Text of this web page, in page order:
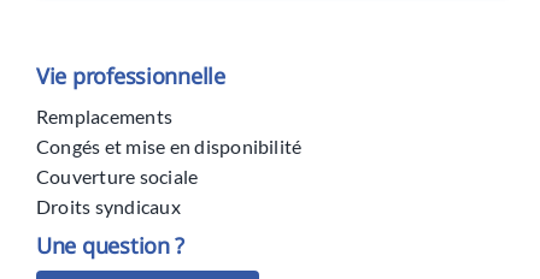
Vie professionnelle
Remplacements
Congés et mise en disponibilité
Couverture sociale
Droits syndicaux
Une question ?